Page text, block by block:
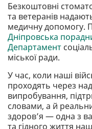
Безкоштовні
та ветеранів
медичну допомогу.
Дніпровська
Департамент
міської ради.
У час, коли наші
проходять через
випробування,
словами, а й
здоров’я — одна з
та гідного життя